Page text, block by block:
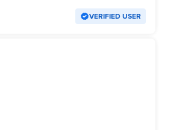
VERIFIED USER